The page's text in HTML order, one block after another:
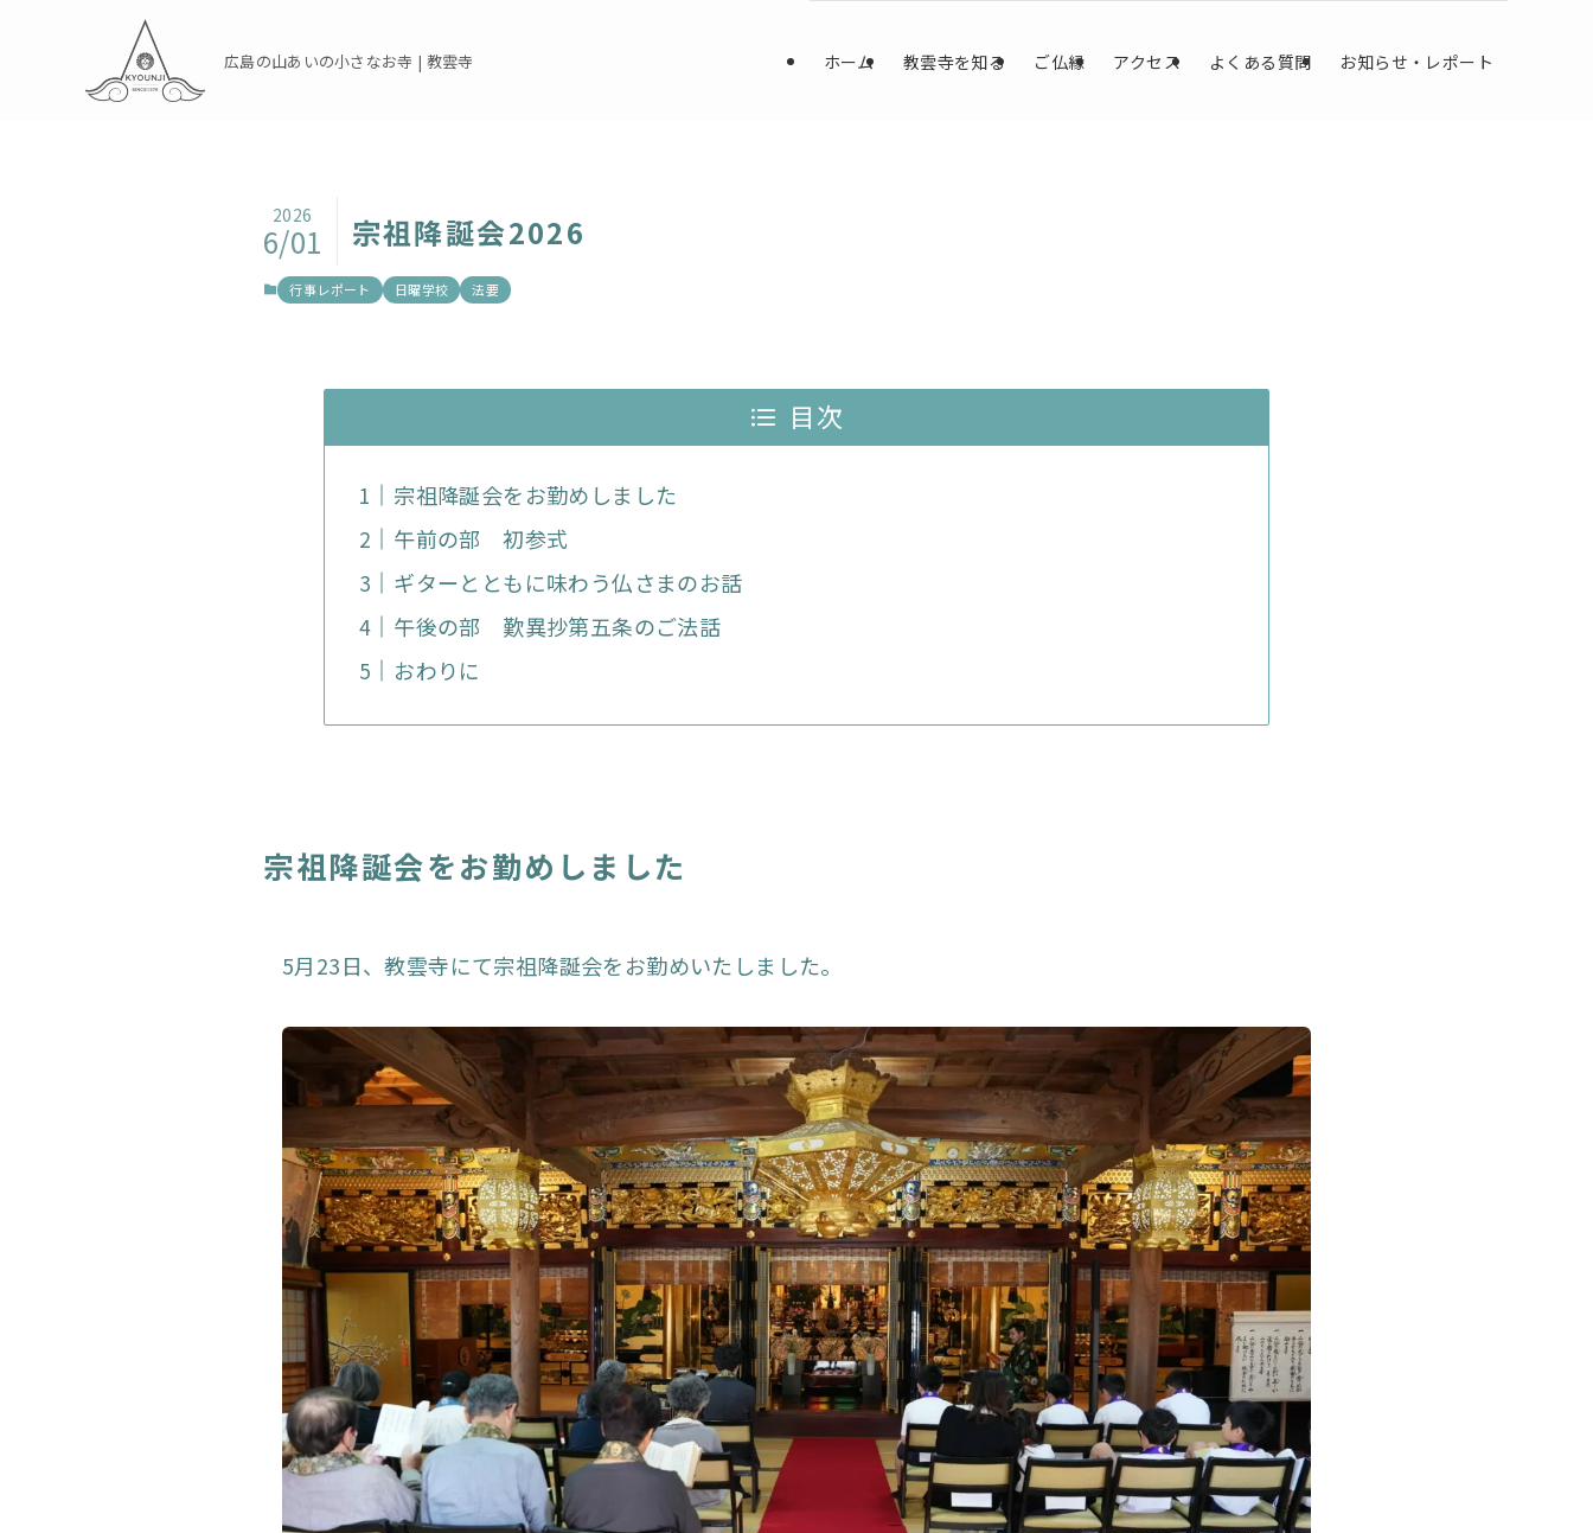
広島の山あいの小さなお寺 | 教雲寺 ホーム 教雲寺を知る ご仏縁 アクセス よくある質問 お知らせ・レポート
宗祖降誕会2026
2026
6/01
行事レポート 日曜学校 法要
目次
宗祖降誕会をお勤めしました
午前の部 初参式
ギターとともに味わう仏さまのお話
午後の部 歎異抄第五条のご法話
おわりに
宗祖降誕会をお勤めしました
5月23日、教雲寺にて宗祖降誕会をお勤めいたしました。